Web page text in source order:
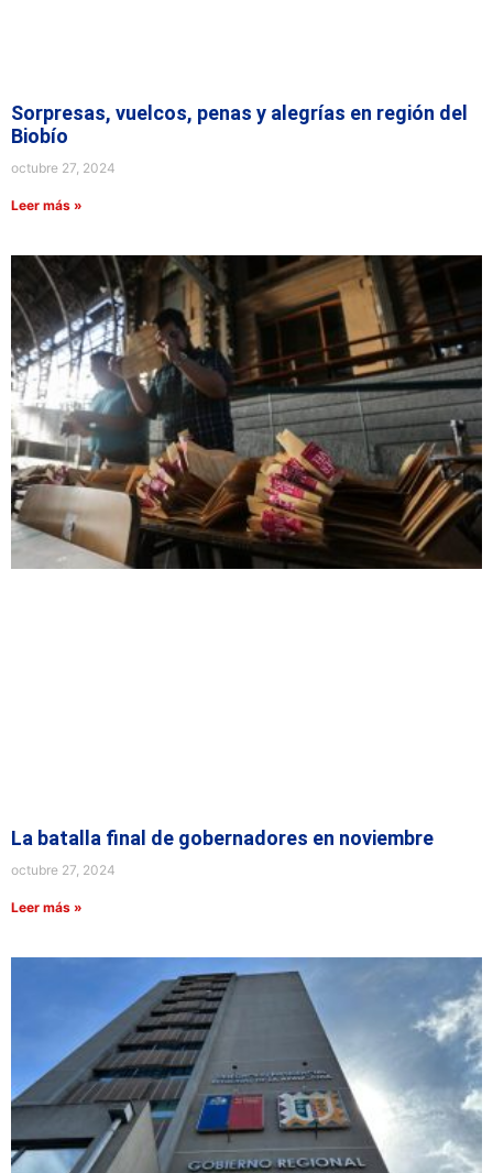
Sorpresas, vuelcos, penas y alegrías en región del
Biobío
octubre 27, 2024
Leer más »
La batalla final de gobernadores en noviembre
octubre 27, 2024
Leer más »